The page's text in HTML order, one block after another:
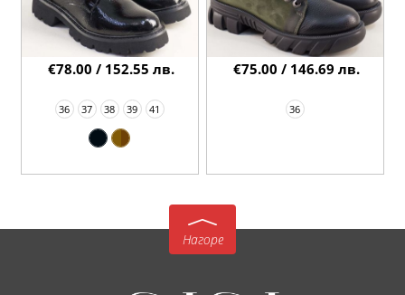
36 37 38 39 41
€78.00 / 152.55 лв.
36
€75.00 / 146.69 лв.
Нагоре